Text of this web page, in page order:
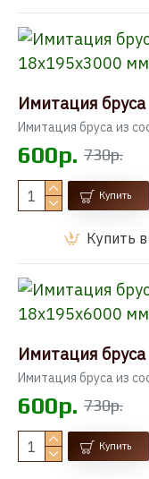
Имитация бруса из
600р. 730р.
Купить
Купить
Имитация бруса из
600р. 730р.
Купить